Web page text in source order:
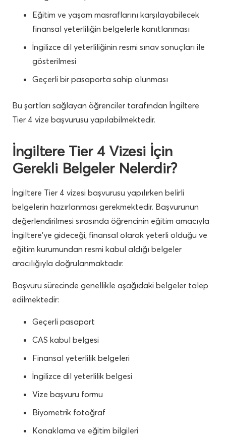
Eğitim ve yaşam masraflarını karşılayabilecek
finansal yeterliliğin belgelerle kanıtlanması
İngilizce dil yeterliliğinin resmi sınav sonuçları ile
gösterilmesi
Geçerli bir pasaporta sahip olunması
Bu şartları sağlayan öğrenciler tarafından İngiltere
Tier 4 vize başvurusu yapılabilmektedir.
İngiltere Tier 4 Vizesi İçin
Gerekli Belgeler Nelerdir?
İngiltere Tier 4 vizesi başvurusu yapılırken belirli
belgelerin hazırlanması gerekmektedir. Başvurunun
değerlendirilmesi sırasında öğrencinin eğitim amacıyla
İngiltere’ye gideceği, finansal olarak yeterli olduğu ve
eğitim kurumundan resmi kabul aldığı belgeler
aracılığıyla doğrulanmaktadır.
Başvuru sürecinde genellikle aşağıdaki belgeler talep
edilmektedir:
Geçerli pasaport
CAS kabul belgesi
Finansal yeterlilik belgeleri
İngilizce dil yeterlilik belgesi
Vize başvuru formu
Biyometrik fotoğraf
Konaklama ve eğitim bilgileri